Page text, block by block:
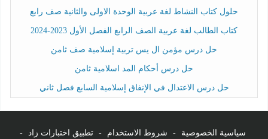
حلول كتاب النشاط لغة عربية الوحدة الاولى والثانية صف رابع
كتاب الطالب لغة عربية الصف الرابع الفصل الأول 2023-2024
حل درس مؤمن ال يس تربية إسلامية صف ثامن
حل درس أحكام المد اسلامية ثامن
حل درس الاعتدال في الإنفاق إسلامية السابع فصل ثاني
سياسية الخصوصية - شروط الاستخدام - تطبيق اختبارات زاد -